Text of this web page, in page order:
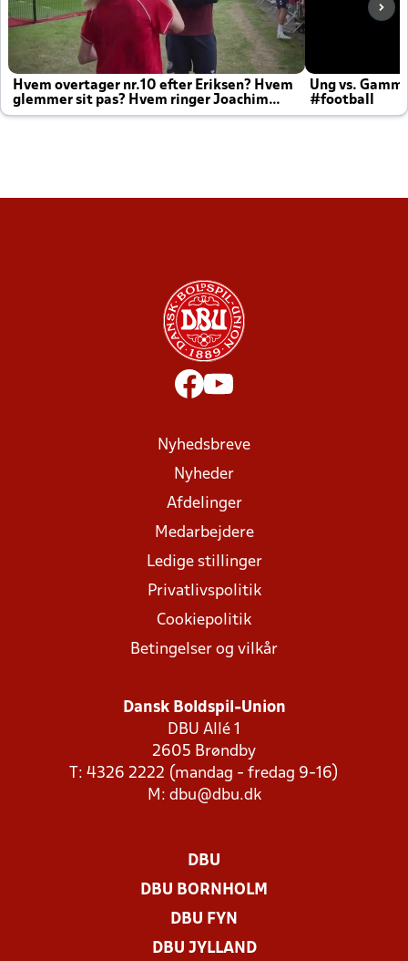
Hvem overtager nr.10 efter Eriksen? Hvem
glemmer sit pas? Hvem ringer Joachim
altid til efter kampe?
Ung vs.
#football
Nyhedsbreve
Nyheder
Afdelinger
Medarbejdere
Ledige stillinger
Privatlivspolitik
Cookiepolitik
Betingelser og vilkår
Dansk Boldspil-Union
DBU Allé 1
2605 Brøndby
T: 4326 2222 (mandag - fredag 9-16)
M: dbu@dbu.dk
DBU
DBU BORNHOLM
DBU FYN
DBU JYLLAND